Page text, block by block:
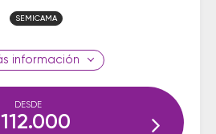
SEMICAMA
información
DESDE
112.000